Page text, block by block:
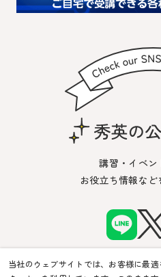
講習・イベン
お役立ち情報など
当社のウェブサイトでは、お客様に最